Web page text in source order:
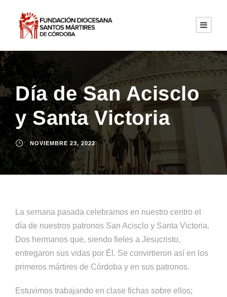
Día de San Acisclo
y Santa Victoria
NOVIEMBRE 23, 2022
La semana pasada celebramos en nuestro centro el
día de nuestros patronos San Acisclo y Santa Victoria.
Dos hermanos que, siendo fieles a Jesucristo,
entregaron sus vidas por Él. Se convirtieron así en los
primeros mártires de Córdoba y en sus patronos.
Estuvimos trabajando en clase fichas sobre ellos;